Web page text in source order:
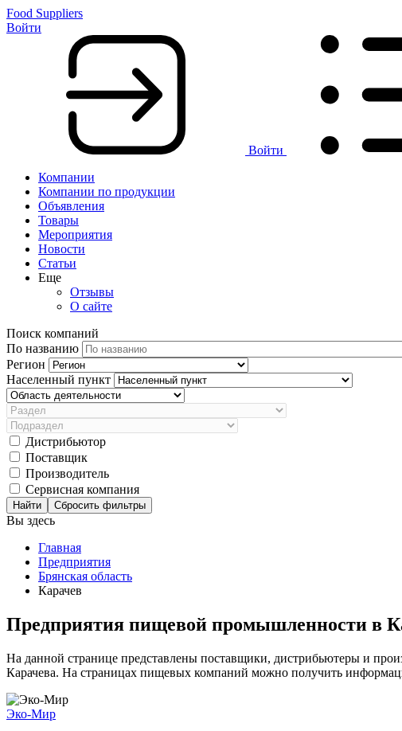
Food Suppliers
Войти
Войти
Компании
Компании по продукции
Объявления
Товары
Мероприятия
Новости
Статьи
Еще
Отзывы
О сайте
Поиск компаний
По названию
Регион
Населенный пункт
Дистрибьютор
Поставщик
Производитель
Сервисная компания
Сбросить фильтры
Вы здесь
Главная
Предприятия
Брянская область
Карачев
Предприятия пищевой промышленности в
На данной странице представлены поставщики, дистрибьютеры и
Карачева. На страницах пищевых компаний можно получить
Эко-Мир